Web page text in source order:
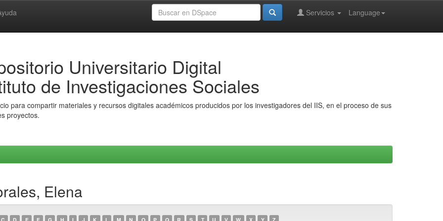
Language
Servicios
Universitario Digital
de Investigaciones Sociales
para compartir materiales y recursos digitales académicos producidos por los investigadores del IIS, en el proceso de sus
proyectos.
Elena